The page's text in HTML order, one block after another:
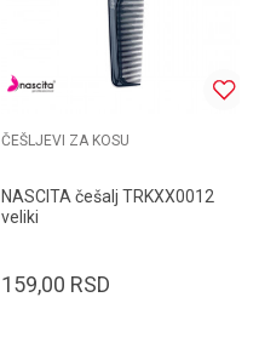
ČEŠLJEVI ZA KOSU
NASCITA češalj TRKXX0012
veliki
159,00 RSD